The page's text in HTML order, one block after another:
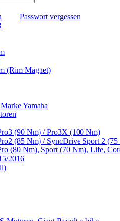
Passwort vergessen
(Rim Magnet)
Yamaha
(90 Nm) / Pro3X (100 Nm)
(85 Nm) / SyncDrive Sport 2 (75
(80 Nm), Sport (70 Nm), Life,
2016